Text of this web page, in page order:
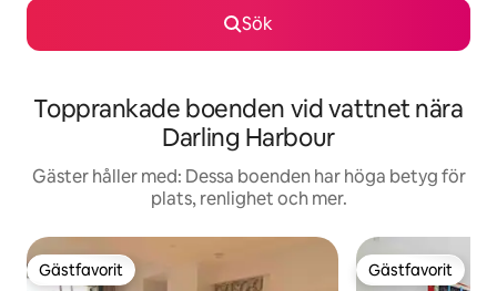
Sök
Topprankade boenden vid vattnet nära
Darling Harbour
Gäster håller med: Dessa boenden har höga betyg för
plats, renlighet och mer.
Gästfavorit
Gästfavorit Gästfavorit
Gästfavorit